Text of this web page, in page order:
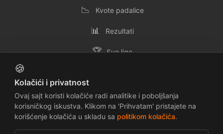
📉 Kvote padalice
📊 Rezultati
🏆 Sve lige
✉️ Kontakt
📜 Uslovi korišćenja 🔒
🍪
Kolačići i privatnost
Ovaj sajt koristi kolačiće radi analitike i poboljšanja
korisničkog iskustva. Klikom na 'Prihvatam' pristajete na
korišćenje kolačića u skladu sa politikom kolačića.